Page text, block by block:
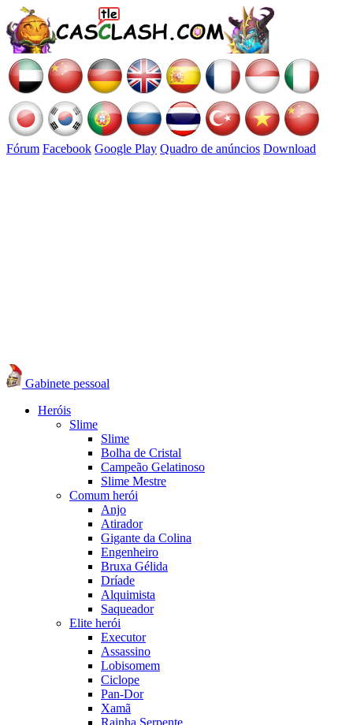
Fórum Facebook Google Play Quadro de anúncios Download
Gabinete pessoal
Heróis
Slime
Slime
Bolha de Cristal
Campeão Gelatinoso
Slime Mestre
Comum herói
Anjo
Atirador
Gigante da Colina
Engenheiro
Bruxa Gélida
Dríade
Alquimista
Saqueador
Elite herói
Executor
Assassino
Lobisomem
Ciclope
Pan-Dor
Xamã